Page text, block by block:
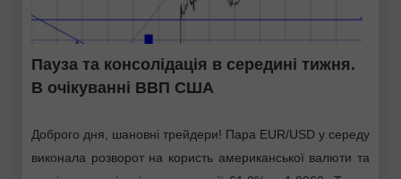
Пауза та консолідація в середині тижня.
В очікуванні ВВП США
Доброго дня, шановні трейдери! Пара EUR/USD у середу
виконала розворот на користь американської валюти та